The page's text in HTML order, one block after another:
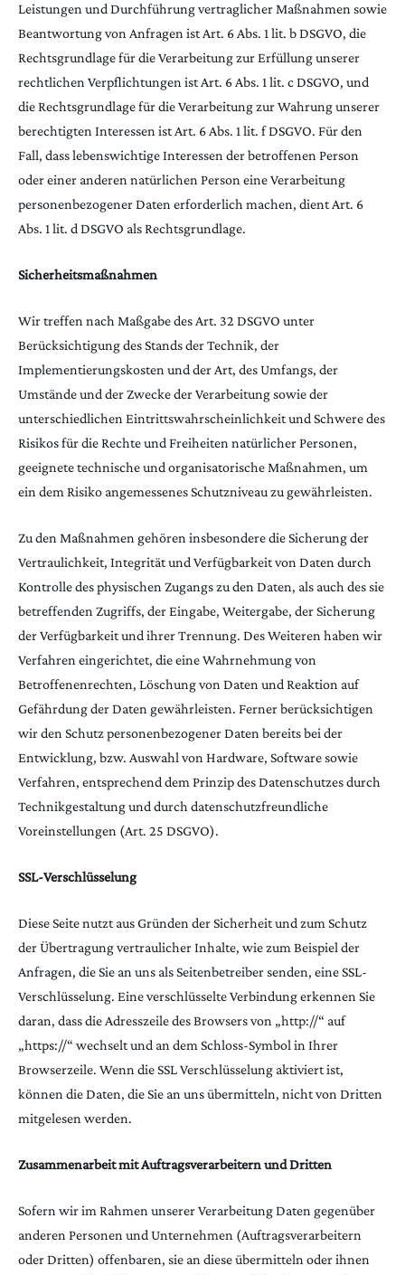
Leistungen und Durchführung vertraglicher Maßnahmen sowie
Beantwortung von Anfragen ist Art. 6 Abs. 1 lit. b DSGVO, die
Rechtsgrundlage für die Verarbeitung zur Erfüllung unserer
rechtlichen Verpflichtungen ist Art. 6 Abs. 1 lit. c DSGVO, und
die Rechtsgrundlage für die Verarbeitung zur Wahrung unserer
berechtigten Interessen ist Art. 6 Abs. 1 lit. f DSGVO. Für den
Fall, dass lebenswichtige Interessen der betroffenen Person
oder einer anderen natürlichen Person eine Verarbeitung
personenbezogener Daten erforderlich machen, dient Art. 6
Abs. 1 lit. d DSGVO als Rechtsgrundlage.
Sicherheitsmaßnahmen
Wir treffen nach Maßgabe des Art. 32 DSGVO unter
Berücksichtigung des Stands der Technik, der
Implementierungskosten und der Art, des Umfangs, der
Umstände und der Zwecke der Verarbeitung sowie der
unterschiedlichen Eintrittswahrscheinlichkeit und Schwere des
Risikos für die Rechte und Freiheiten natürlicher Personen,
geeignete technische und organisatorische Maßnahmen, um
ein dem Risiko angemessenes Schutzniveau zu gewährleisten.
Zu den Maßnahmen gehören insbesondere die Sicherung der
Vertraulichkeit, Integrität und Verfügbarkeit von Daten durch
Kontrolle des physischen Zugangs zu den Daten, als auch des sie
betreffenden Zugriffs, der Eingabe, Weitergabe, der Sicherung
der Verfügbarkeit und ihrer Trennung. Des Weiteren haben wir
Verfahren eingerichtet, die eine Wahrnehmung von
Betroffenenrechten, Löschung von Daten und Reaktion auf
Gefährdung der Daten gewährleisten. Ferner berücksichtigen
wir den Schutz personenbezogener Daten bereits bei der
Entwicklung, bzw. Auswahl von Hardware, Software sowie
Verfahren, entsprechend dem Prinzip des Datenschutzes durch
Technikgestaltung und durch datenschutzfreundliche
Voreinstellungen (Art. 25 DSGVO).
SSL-Verschlüsselung
Diese Seite nutzt aus Gründen der Sicherheit und zum Schutz
der Übertragung vertraulicher Inhalte, wie zum Beispiel der
Anfragen, die Sie an uns als Seitenbetreiber senden, eine SSL-
Verschlüsselung. Eine verschlüsselte Verbindung erkennen Sie
daran, dass die Adresszeile des Browsers von „http://“ auf
„https://“ wechselt und an dem Schloss-Symbol in Ihrer
Browserzeile. Wenn die SSL Verschlüsselung aktiviert ist,
können die Daten, die Sie an uns übermitteln, nicht von Dritten
mitgelesen werden.
Zusammenarbeit mit Auftragsverarbeitern und Dritten
Sofern wir im Rahmen unserer Verarbeitung Daten gegenüber
anderen Personen und Unternehmen (Auftragsverarbeitern
oder Dritten) offenbaren, sie an diese übermitteln oder ihnen